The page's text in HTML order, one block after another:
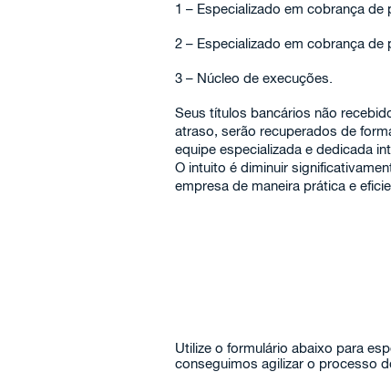
1 – Especializado em cobrança de
2 – Especializado em cobrança de
3 – Núcleo de execuções.
Seus títulos bancários não
atraso, serão recuperados de
equipe especializada e dedicada
O intuito é diminuir
empresa de maneira prática e
Utilize o formulário abaixo para
conseguimos agilizar o processo